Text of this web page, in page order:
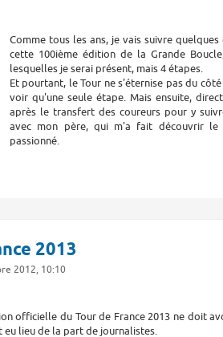
Comme tous les ans, je vais suivre
cette 100ième édition de la Grande
lesquelles je serai présent, mais 4 étapes.
Et pourtant, le Tour ne s'éternise pas du
voir qu'une seule étape. Mais ensuite,
après le transfert des coureurs pour y
avec mon père, qui m'a fait découvrir
passionné.
2013
2012, 10:10
officielle du Tour de France 2013 ne doit
eu lieu de la part de journalistes.